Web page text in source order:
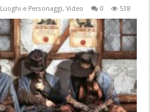
Luoghi e Personaggi,Video 0 538